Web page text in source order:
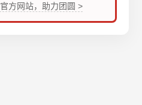
方网站，助力团圆 >